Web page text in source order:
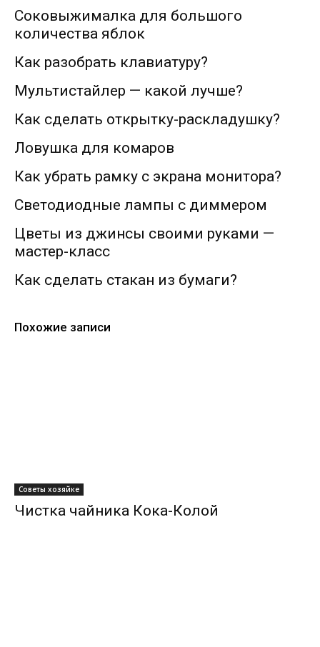
Соковыжималка для большого
количества яблок
Как разобрать клавиатуру?
Мультистайлер — какой лучше?
Как сделать открытку-раскладушку?
Ловушка для комаров
Как убрать рамку с экрана монитора?
Светодиодные лампы с диммером
Цветы из джинсы своими руками —
мастер-класс
Как сделать стакан из бумаги?
Похожие записи
Советы хозяйке
Чистка чайника Кока-Колой